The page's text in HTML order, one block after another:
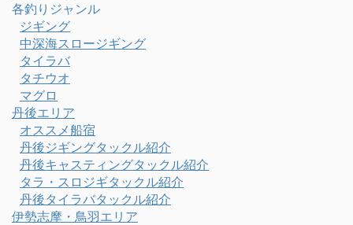
各釣りジャンル
ジギング
中深海スロージギング
タイラバ
タチウオ
マグロ
丹後エリア
オススメ船宿
丹後ジギングタックル紹介
丹後キャスティングタックル紹介
タラ・スロジギタックル紹介
丹後タイラバタックル紹介
伊勢志摩・鳥羽エリア